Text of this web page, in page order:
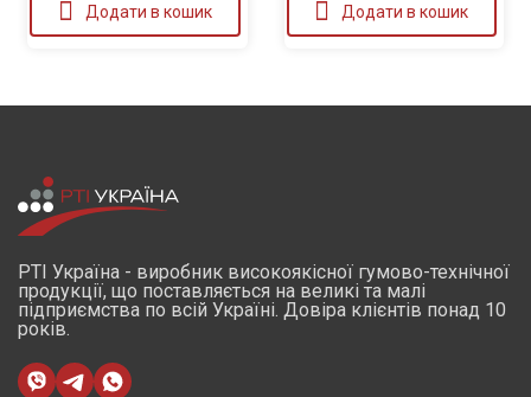
Додати в кошик Додати в кошик
РТІ Україна - виробник високоякісної гумово-технічної
продукції, що поставляється на великі та малі
підприємства по всій Україні. Довіра клієнтів понад 10
років.